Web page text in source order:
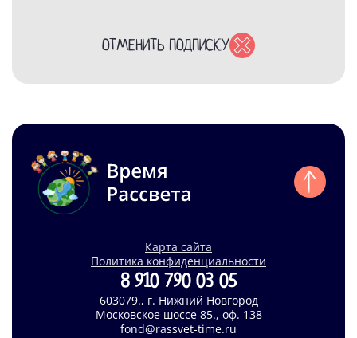
ОТМЕНИТЬ ПОДПИСКУ
Карта сайта
Политика конфиденциальности
8 910 790 03 05
603079., г. Нижний Новгород
Московское шоссе 85., оф. 138
fond@rassvet-time.ru